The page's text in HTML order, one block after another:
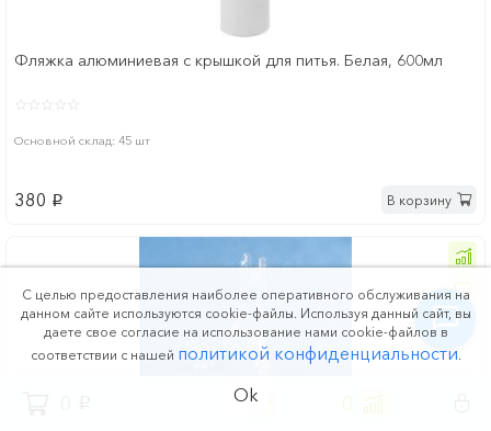
Фляжка алюминиевая с крышкой для питья. Белая, 600мл
Основной склад: 45 шт
380 p В корзину
0 0
С целью предоставления наиболее оперативного обслуживания на
данном сайте используются cookie-файлы. Используя данный сайт, вы
даете свое согласие на использование нами cookie-файлов в
соответствии с нашей политикой конфиденциальности.
Ok